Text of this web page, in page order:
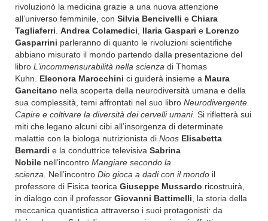
rivoluzionò la medicina grazie a una nuova attenzione
all’universo femminile, con Silvia Bencivelli e Chiara
Tagliaferri Andrea Colamedici Ilaria Gaspari e Lorenzo
Gasparrini parleranno di quanto le rivoluzioni scientifiche
abbiano misurato il mondo partendo dalla presentazione del
libro L’incommensurabilità nella scienza di Thomas
Kuhn. Eleonora Marocchini ci guiderà insieme a Maura
Gancitano nella scoperta della neurodiversità umana e della
sua complessità, temi affrontati nel suo libro Neurodivergente.
Capire e coltivare la diversità dei cervelli umani. Si rifletterà sui
miti che legano alcuni cibi all’insorgenza di determinate
malattie con la biologa nutrizionista di Noos Elisabetta
Bernardi e la conduttrice televisiva Sabrina
Nobile nell’incontro Mangiare secondo la
scienza. Nell’incontro Dio gioca a dadi con il mondo il
professore di Fisica teorica Giuseppe Mussardo ricostruirà,
in dialogo con il professor Giovanni Battimelli , la storia della
meccanica quantistica attraverso i suoi protagonisti: da